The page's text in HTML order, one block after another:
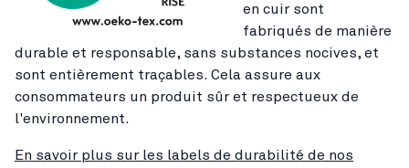
en cuir sont
fabriqués de manière
durable et responsable, sans substances nocives, et
sont entièrement traçables. Cela assure aux
consommateurs un produit sûr et respectueux de
l'environnement.
En savoir plus sur les labels de durabilité de nos